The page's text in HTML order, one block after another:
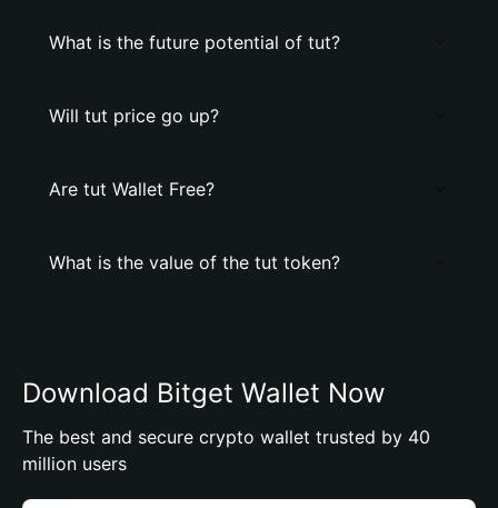
What is the future potential of tut?
Will tut price go up?
Are tut Wallet Free?
What is the value of the tut token?
Download Bitget Wallet Now
The best and secure crypto wallet trusted by 40
million users